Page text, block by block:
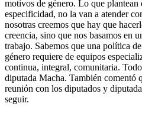
motivos de género. Lo que plantean
especificidad, no la van a atender
nosotras creemos que hay que
creencia, sino que nos basamos en
trabajo. Sabemos que una política
género requiere de equipos
continua, integral, comunitaria.
diputada Macha. También comentó
reunión con los diputados y
seguir.